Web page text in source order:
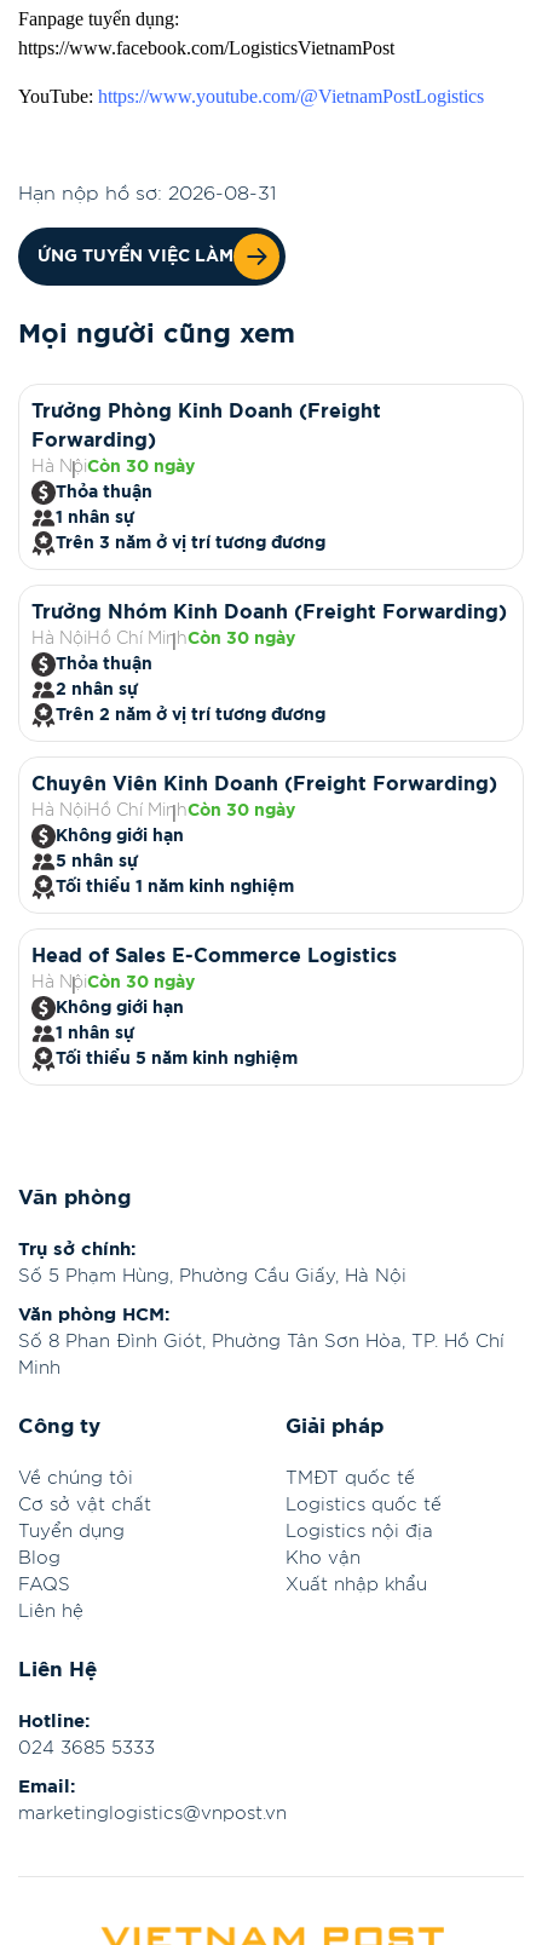
Fanpage tuyển dụng:
https://www.facebook.com/LogisticsVietnamPost
YouTube: https://www.youtube.com/@VietnamPostLogistics
Hạn nộp hồ sơ: 2026-08-31
ỨNG TUYỂN VIỆC LÀM
Mọi người cũng xem
Trưởng Phòng Kinh Doanh (Freight
Forwarding)
Hà NộiCòn 30 ngày
Thỏa thuận
1 nhân sự
Trên 3 năm ở vị trí tương đương
Trưởng Nhóm Kinh Doanh (Freight Forwarding)
Hà Nội Hồ Chí MinhCòn 30 ngày
Thỏa thuận
2 nhân sự
Trên 2 năm ở vị trí tương đương
Chuyên Viên Kinh Doanh (Freight Forwarding)
Hà Nội Hồ Chí MinhCòn 30 ngày
Không giới hạn
5 nhân sự
Tối thiểu 1 năm kinh nghiệm
Head of Sales E-Commerce Logistics
Hà NộiCòn 30 ngày
Không giới hạn
1 nhân sự
Tối thiểu 5 năm kinh nghiệm
Văn phòng
Trụ sở chính:
Số 5 Phạm Hùng, Phường Cầu Giấy, Hà Nội
Văn phòng HCM:
Số 8 Phan Đình Giót, Phường Tân Sơn Hòa, TP. Hồ Chí
Minh
Liên Hệ
Hotline:
024 3685 5333
Email:
marketinglogistics@vnpost.vn
Công ty
Về chúng tôi
Cơ sở vật chất
Tuyển dụng
Blog
FAQS
Liên hệ
Giải pháp
TMĐT quốc tế
Logistics quốc tế
Logistics nội địa
Kho vận
Xuất nhập khẩu